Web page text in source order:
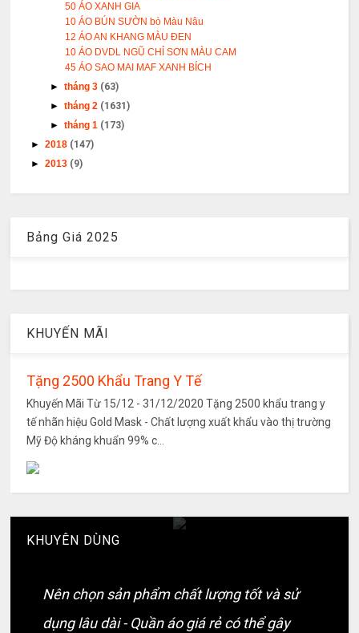
50 ÁO XANH GIA
10 ÁO BÚN SƯỜN bò Màu Nâu
12 ÁO AN KHANG MÀU ĐEN
10 ÁO DVDL NGŨ CHỈ SƠN MÀU CAM
45 ÁO SAO MAI MAF XANH BÍCH
►tháng 3 (63)
►tháng 2 (1631)
►tháng 1 (173)
►2018 (147)
►2013 (9)
Bảng Giá 2025
KHUYẾN MÃI
Tặng 2500 Khẩu Trang Y Tế
Khuyến Mãi Từ 15/12 - 31/12/2020 Tặng 2500 khẩu trang y
tế nhãn hiệu Gold Mask - Chất lượng xuất khẩu vào thị trường
Mỹ Độ kháng khuẩn 99% c...
KHUYÊN DÙNG
Nên chọn sản phẩm chất lượng tốt và sử
dụng lâu dài - Quần áo giá rẻ có thể gây